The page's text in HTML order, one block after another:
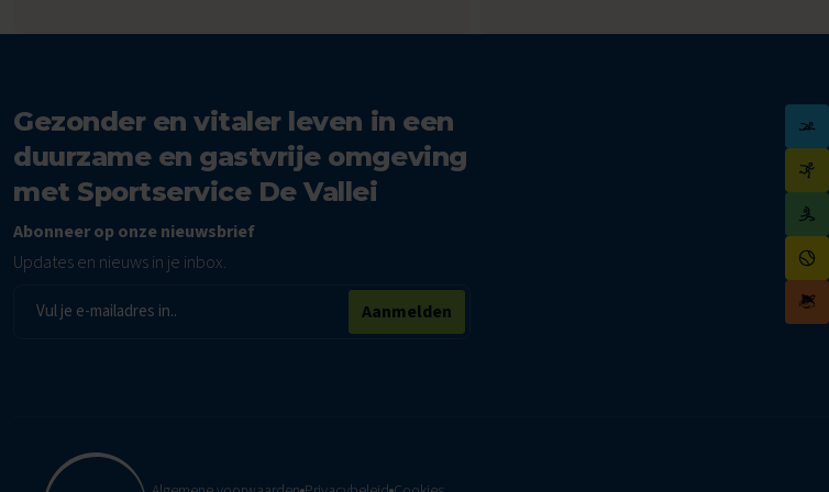
Gezonder en vitaler leven in een
duurzame en gastvrije omgeving
met Sportservice De Vallei
Abonneer op onze nieuwsbrief
Updates en nieuws in je inbox.
E-
mailadres
Aanmelden